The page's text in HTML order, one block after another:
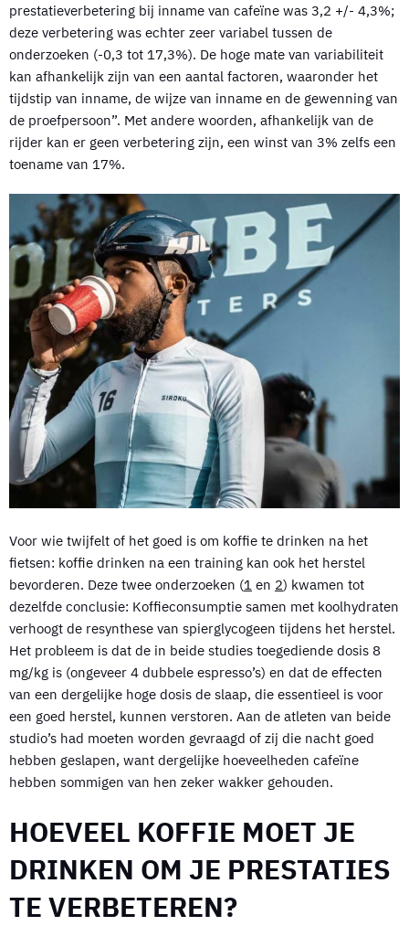
prestatieverbetering bij inname van cafeïne was 3,2 +/- 4,3%;
deze verbetering was echter zeer variabel tussen de
onderzoeken (-0,3 tot 17,3%). De hoge mate van variabiliteit
kan afhankelijk zijn van een aantal factoren, waaronder het
tijdstip van inname, de wijze van inname en de gewenning van
de proefpersoon”. Met andere woorden, afhankelijk van de
rijder kan er geen verbetering zijn, een winst van 3% zelfs een
toename van 17%.
Voor wie twijfelt of het goed is om koffie te drinken na het
fietsen: koffie drinken na een training kan ook het herstel
bevorderen. Deze twee onderzoeken (1 en 2) kwamen tot
dezelfde conclusie: Koffieconsumptie samen met koolhydraten
verhoogt de resynthese van spierglycogeen tijdens het herstel.
Het probleem is dat de in beide studies toegediende dosis 8
mg/kg is (ongeveer 4 dubbele espresso’s) en dat de effecten
van een dergelijke hoge dosis de slaap, die essentieel is voor
een goed herstel, kunnen verstoren. Aan de atleten van beide
studio’s had moeten worden gevraagd of zij die nacht goed
hebben geslapen, want dergelijke hoeveelheden cafeïne
hebben sommigen van hen zeker wakker gehouden.
HOEVEEL KOFFIE MOET JE
DRINKEN OM JE PRESTATIES
TE VERBETEREN?